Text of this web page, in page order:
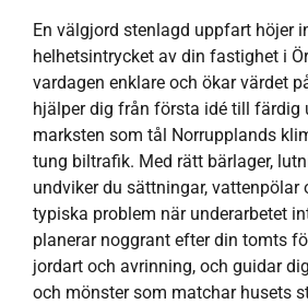
En välgjord stenlagd uppfart höjer
helhetsintrycket av din fastighet i
vardagen enklare och ökar värdet
hjälper dig från första idé till färdig
marksten som tål Norrupplands
tung biltrafik. Med rätt bärlager,
undviker du sättningar, vattenpölar
typiska problem när underarbetet
planerar noggrant efter din tomts
jordart och avrinning, och guidar
och mönster som matchar husets